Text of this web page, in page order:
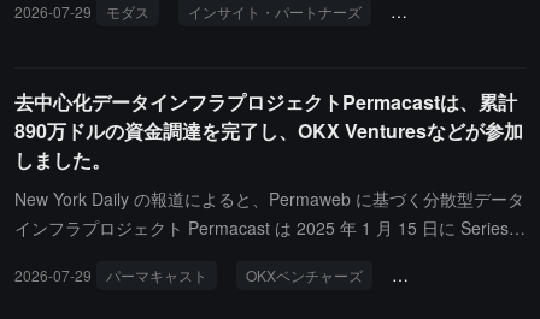
ジー創業者が参加しました。Modus は「Context Warehouse」製品
（単にデータを保存するのではなく）、AI エージェントに正確なコ
ンテキストを提供し、不必要な検索やトークン消費を最大 10 倍削
減することができます。
2026-07-29 モダス インサイト・パートナーズ 投資と資金調達
去中心化データインフラプロジェクトPermacastは、累計
890万ドルの資金調達を完了し、OKX Venturesなどが参加
しました。
New York Daily の報道によると、Permaweb に基づく分散型データ
インフラプロジェクト Permacast は 2025 年 1 月 15 日に Series A
でに完了したシードラウンドと Pre-A ラウンドを合わせると、プロ
2026-07-29 パーマキャスト OKXベンチャーズ 投資と資金調達